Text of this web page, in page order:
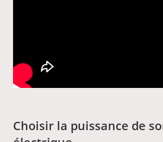
Choisir la puissance de